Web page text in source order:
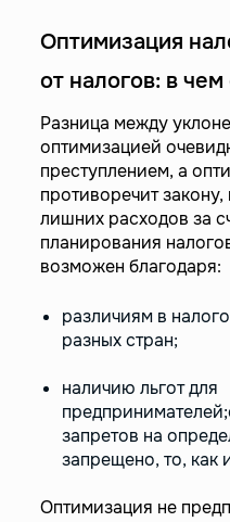
Оптимизация
от налогов: в
Разница между
оптимизацией
преступлением, а
противоречит
лишних расходов за
планирования
возможен благодаря:
различиям в
разных стран;
наличию льгот для
запретов на
запрещено, то, как
Оптимизация не